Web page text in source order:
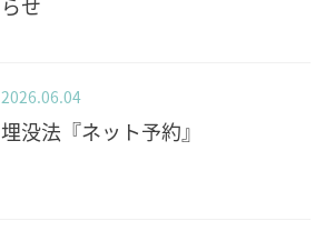
らせ
2026.06.04
埋没法『ネット予約』